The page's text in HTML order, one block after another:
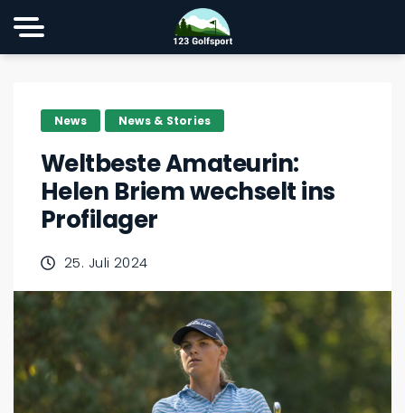
News News & Stories
Weltbeste Amateurin:
Helen Briem wechselt ins
Profilager
25. Juli 2024